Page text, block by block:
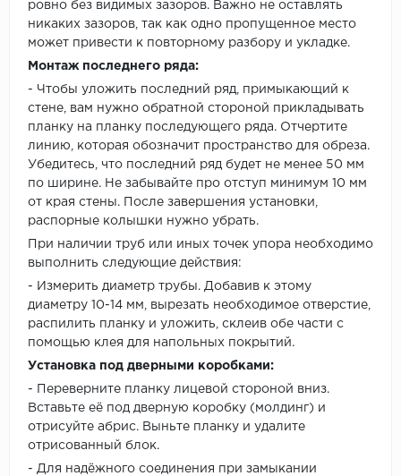
ровно без видимых зазоров. Важно не оставлять
никаких зазоров, так как одно пропущенное место
может привести к повторному разбору и укладке.
Монтаж последнего ряда:
- Чтобы уложить последний ряд, примыкающий к
стене, вам нужно обратной стороной прикладывать
планку на планку последующего ряда. Отчертите
линию, которая обозначит пространство для обреза.
Убедитесь, что последний ряд будет не менее 50 мм
по ширине. Не забывайте про отступ минимум 10 мм
от края стены. После завершения установки,
распорные колышки нужно убрать.
При наличии труб или иных точек упора необходимо
выполнить следующие действия:
- Измерить диаметр трубы. Добавив к этому
диаметру 10-14 мм, вырезать необходимое отверстие,
распилить планку и уложить, склеив обе части с
помощью клея для напольных покрытий.
Установка под дверными коробками:
- Переверните планку лицевой стороной вниз.
Вставьте её под дверную коробку (молдинг) и
отрисуйте абрис. Выньте планку и удалите
отрисованный блок.
- Для надёжного соединения при замыкании